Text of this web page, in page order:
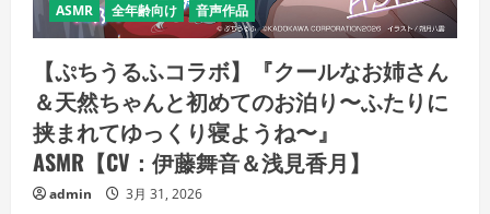
ASMR
全年齢向け 音声作品
【ぷちうるふコラボ】『クールなお姉さん
＆天然ちゃんと初めてのお泊り〜ふたりに
挟まれてゆっくり寝ようね〜』
ASMR【CV：伊藤舞音＆浅見香月】
admin 3月 31, 2026